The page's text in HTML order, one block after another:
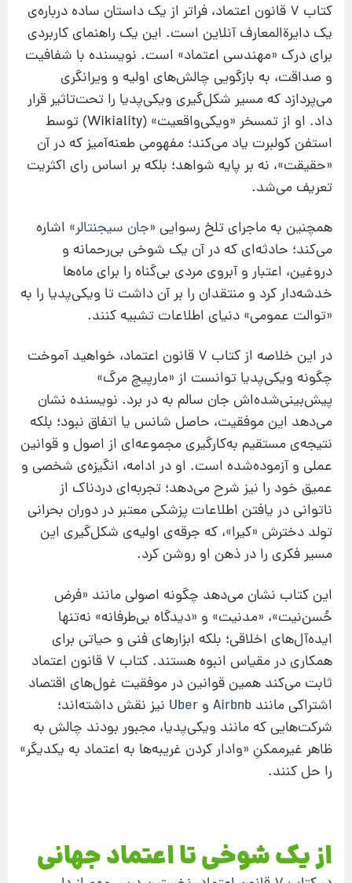
کتاب 7 قانون اعتماد، فراتر از یک داستان ساده درباره‌ی
یک دایرةالمعارف آنلاین است. این یک راهنمای کاربردی
برای درک «مهندسی اعتماد» است. نویسنده با شفافیت
و صداقت، به بازگویی چالش‌های اولیه و ویرانگری
می‌پردازد که مسیر شکل‌گیری ویکی‌پدیا را تحت‌تاثیر قرار
داد. او از تمسخر «ویکی‌واقعیت» (Wikiality) توسط
استفن کولبرت یاد می‌کند؛ مفهومی طعنه‌آمیز که در آن
«حقیقت»، نه بر پایه شواهد؛ بلکه بر اساس رای اکثریت
تعریف می‌شد.
همچنین به ماجرای تلخ رسوایی «جان سیجنتالر» اشاره
می‌کند؛ حادثه‌ای که در آن یک شوخی بی‌رحمانه و
دروغین، اعتبار و آبروی مردی بی‌گناه را برای ماه‌ها
خدشه‌دار کرد و منتقدان را بر آن داشت تا ویکی‌پدیا را به
«توالت عمومی» دنیای اطلاعات تشبیه کنند.
در این خلاصه از کتاب ۷ قانون اعتماد، خواهید آموخت
چگونه ویکی‌پدیا توانست از «مارپیچ مرگ»
پیش‌بینی‌شده‌اش جان سالم به در برد. نویسنده نشان
می‌دهد این موفقیت، حاصل شانس یا اتفاق نبود؛ بلکه
نتیجه‌ی مستقیم به‌کارگیری مجموعه‌ای از اصول و قوانین
عملی و آزموده‌شده است. او در ادامه، انگیزه‌ی شخصی و
عمیق خود را نیز شرح می‌دهد؛ تجربه‌ای دردناک از
ناتوانی در یافتن اطلاعات پزشکی معتبر در دوران بحرانی
تولد دخترش «کیرا»، که جرقه‌ی اولیه‌ی شکل‌گیری این
مسیر فکری را در ذهن او روشن کرد.
این کتاب نشان می‌دهد چگونه اصولی مانند «فرض
حُسن‌نیت»، «مدنیت» و «دیدگاه بی‌طرفانه» نه‌تنها
ایده‌آل‌های اخلاقی؛ بلکه ابزارهای فنی و حیاتی برای
همکاری در مقیاس انبوه هستند. کتاب 7 قانون اعتماد
ثابت می‌کند همین قوانین در موفقیت غول‌های اقتصاد
اشتراکی مانند Airbnb و Uber نیز نقش داشته‌اند؛
شرکت‌هایی که مانند ویکی‌پدیا، مجبور بودند چالش به
ظاهر غیرممکنِ «وادار کردن غریبه‌ها به اعتماد به یکدیگر»
را حل کنند.
از یک شوخی تا اعتماد جهانی